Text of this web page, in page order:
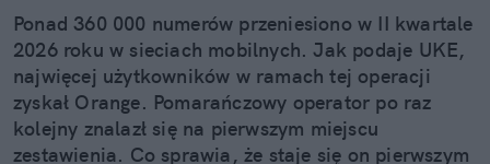
Ponad 360 000 numerów przeniesiono w II kwartale
2026 roku w sieciach mobilnych. Jak podaje UKE,
najwięcej użytkowników w ramach tej operacji
zyskał Orange. Pomarańczowy operator po raz
kolejny znalazł się na pierwszym miejscu
zestawienia. Co sprawia, że staje się on pierwszym